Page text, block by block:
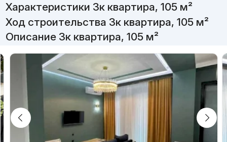
Характеристики 3к квартира, 105 м²
Ход строительства 3к квартира, 105 м²
Описание 3к квартира, 105 м²